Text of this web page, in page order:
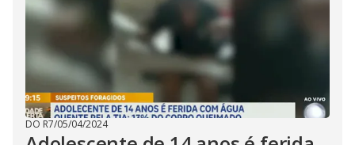
DO R7/05/04/2024